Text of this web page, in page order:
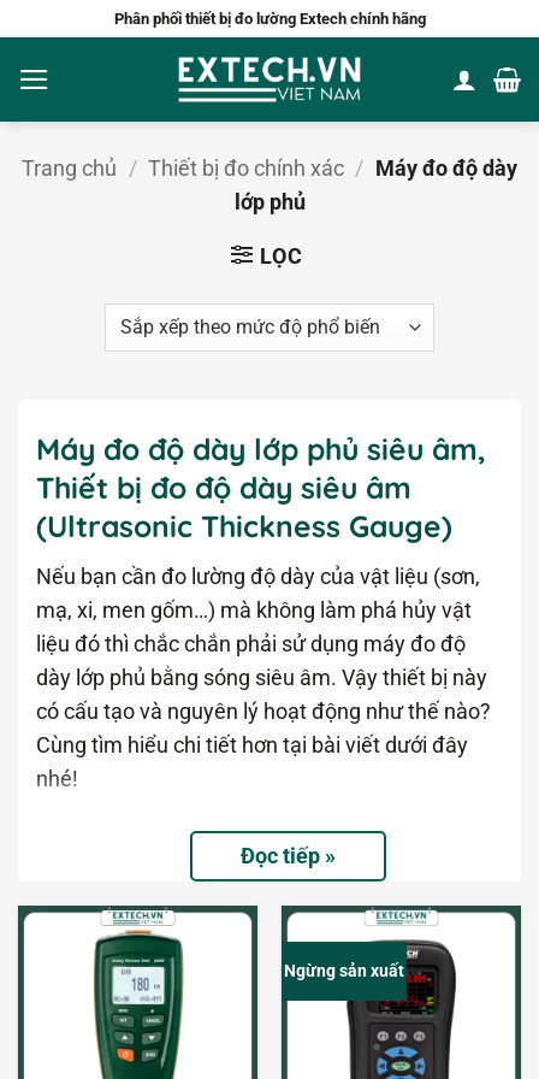
nội
dung
Phân phối thiết bị đo lường Extech chính hãng
Trang chủ / Thiết bị đo chính xác /
Máy đo độ dày
lớp phủ
LỌC
Máy đo độ dày lớp phủ siêu âm,
Thiết bị đo độ dày siêu âm
(Ultrasonic Thickness Gauge)
Nếu bạn cần đo lường độ dày của vật liệu (sơn,
mạ, xi, men gốm…) mà không làm phá hủy vật
liệu đó thì chắc chắn phải sử dụng máy đo độ
dày lớp phủ bằng sóng siêu âm. Vậy thiết bị này
có cấu tạo và nguyên lý hoạt động như thế nào?
Cùng tìm hiểu chi tiết hơn tại bài viết dưới đây
nhé!
Sự ra đời của máy đo độ dày lớp phủ
Đọc tiếp »
Ngừng sản xuất